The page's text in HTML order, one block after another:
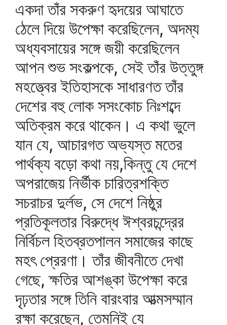
একদা তাঁর সকরুণ হৃদয়ের আঘাতে
ঠেলে দিয়ে উপেক্ষা করেছিলেন, অদম্য
অধ্যবসায়ের সঙ্গে জয়ী করেছিলেন
আপন শুভ সংকল্পকে, সেই তাঁর উত্তুঙ্গ
মহত্ত্বের ইতিহাসকে সাধারণত তাঁর
দেশের বহু লোক সসংকোচ নিঃশব্দে
অতিক্রম করে থাকেন। এ কথা ভুলে
যান যে, আচারগত অভ্যস্ত মতের
পার্থক্য বড়ো কথা নয়,কিন্তু যে দেশে
অপরাজেয় নির্ভীক চারিত্রশক্তি
সচরাচর দুর্লভ, সে দেশে নিষ্ঠুর
প্রতিকূলতার বিরুদ্ধে ঈশ্বরচন্দ্রের
নির্বিচল হিতব্রতপালন সমাজের কাছে
মহৎ প্রেরণা। তাঁর জীবনীতে দেখা
গেছে, ক্ষতির আশঙ্কা উপেক্ষা করে
দৃঢ়তার সঙ্গে তিনি বারংবার আত্মসম্মান
রক্ষা করেছেন, তেমনিই যে